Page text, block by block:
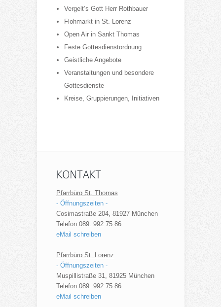
Vergelt’s Gott Herr Rothbauer
Flohmarkt in St. Lorenz
Open Air in Sankt Thomas
Feste Gottesdienstordnung
Geistliche Angebote
Veranstaltungen und besondere
Gottesdienste
Kreise, Gruppierungen, Initiativen
KONTAKT
Pfarrbüro St. Thomas
- Öffnungszeiten -
Cosimastraße 204, 81927 München
Telefon 089. 992 75 86
eMail schreiben
Pfarrbüro St. Lorenz
- Öffnungszeiten -
Muspillistraße 31, 81925 München
Telefon 089. 992 75 86
eMail schreiben